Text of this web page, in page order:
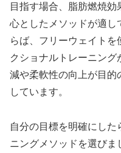
目指す場合、脂肪燃焼
心としたメソッドが適し
らば、フリーウェイト
クショナルトレーニン
減や柔軟性の向上が目的
しています。
自分の目標を明確にし
ニングメソッドを選び